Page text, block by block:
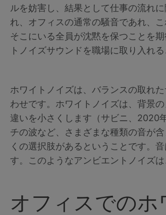
ルを妨害し、結果として仕事の流れ
れ、オフィスの通常の騒音であれ、
そこにいる全員が沈黙を保つことを
トノイズサウンドを職場に取り入れる
ホワイトノイズは、バランスの取れ
わせです。ホワイトノイズは、背景
違いを小さくします（サビニ、2020
チの波など、さまざまな種類の音が
くの選択肢があるということです。
す。このようなアンビエントノイズ
オフィスでの